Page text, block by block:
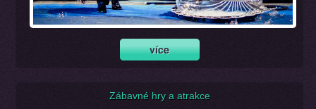
Zábavné hry a atrakce